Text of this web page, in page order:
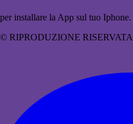
per installare la App sul tuo Iphone.
© RIPRODUZIONE RISERVATA